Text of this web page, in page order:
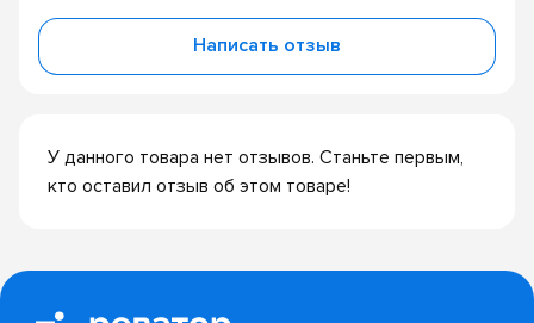
У данного товара нет отзывов. Станьте первым,
кто оставил отзыв об этом товаре!
Написать отзыв